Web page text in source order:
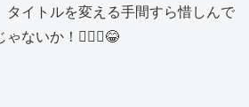
イトルを変える手間すら惜しんで
ないか！🤦🏻‍♂️😂